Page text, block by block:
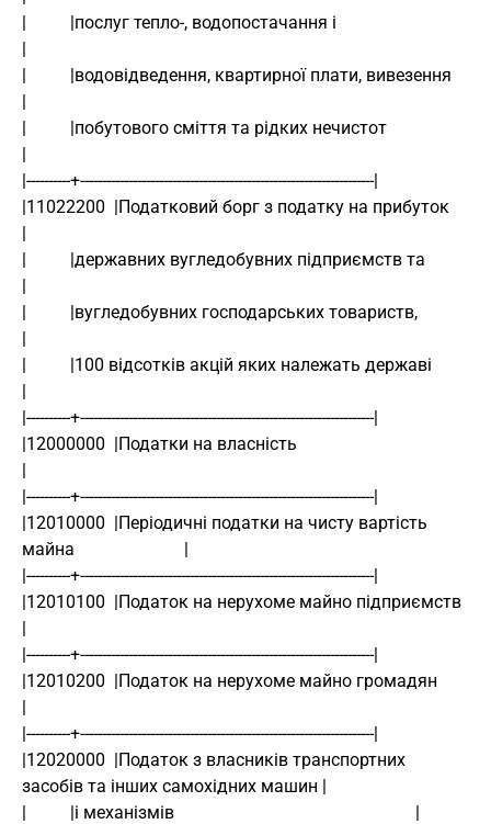
|          |послуг тепло-, водопостачання і
|
|          |водовідведення, квартирної плати, вивезення
|
|          |побутового сміття та рідких нечистот
|
|----------+-------------------------------------------------------------------|
|11022200  |Податковий борг з податку на прибуток
|
|          |державних вугледобувних підприємств та
|
|          |вугледобувних господарських товариств,
|
|          |100 відсотків акцій яких належать державі
|
|----------+-------------------------------------------------------------------|
|12000000  |Податки на власність
|
|----------+-------------------------------------------------------------------|
|12010000  |Періодичні податки на чисту вартість
майна                         |
|----------+-------------------------------------------------------------------|
|12010100  |Податок на нерухоме майно підприємств
|
|----------+-------------------------------------------------------------------|
|12010200  |Податок на нерухоме майно громадян
|
|----------+-------------------------------------------------------------------|
|12020000  |Податок з власників транспортних
засобів та інших самохідних машин |
|          |і механізмів                                                       |